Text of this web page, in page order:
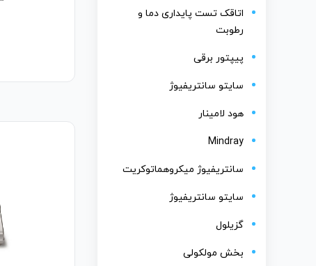
اتاقک تست پایداری دما و
رطوبت
پیپتور برقی
سایتو سانتریفیوژ
هود لامینار
Mindray
سانتریفیوژ میکروهماتوکریت
سایتو سانتریفیوژ
گزیلول
بخش مولکولی